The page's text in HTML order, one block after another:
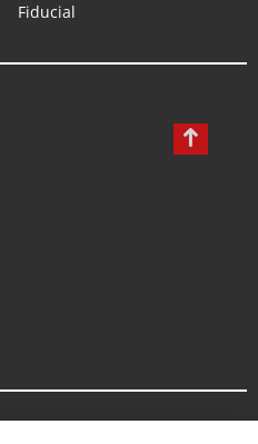
Fiducial